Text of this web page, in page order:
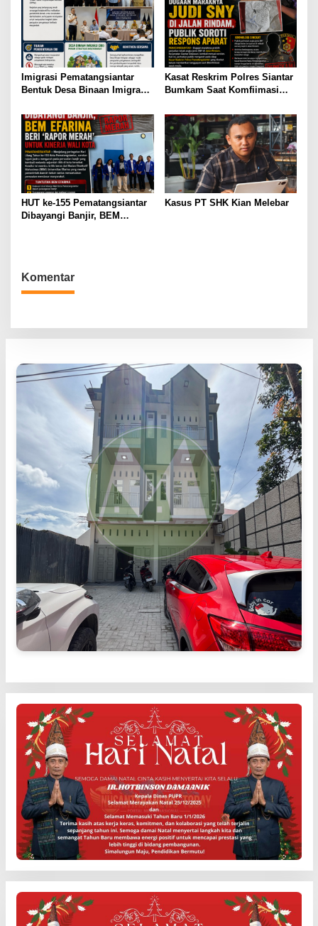
Imigrasi Pematangsiantar
Bentuk Desa Binaan Imigrasi
Kasat Reskrim Polres Siantar
Bumkam Saat Komfiimasi
Pematangsianțar di Jalan
Rindam
HUT ke-155 Pematangsiantar
Dibayangi Banjir, BEM
Kasus PT SHK Kian Melebar
Komentar